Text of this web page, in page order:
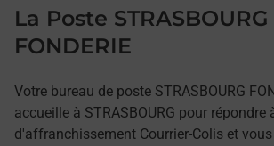
La Poste STRASBOURG
FONDERIE
Votre bureau de poste STRASBOURG
accueille à STRASBOURG pour répondre
d'affranchissement Courrier-Colis et